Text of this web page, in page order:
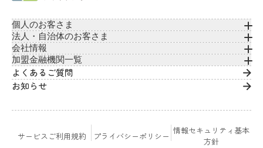
個人のお客さま
法人・自治体のお客さま
会社情報
加盟金融機関一覧
よくあるご質問
お知らせ
サービスご利用規約 プライバシーポリシー 情報セキュリティ基本
方針